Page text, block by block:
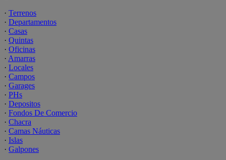
· Terrenos
· Departamentos
· Casas
· Quintas
· Oficinas
· Amarras
· Locales
· Campos
· Garages
· PHs
· Depositos
· Fondos De Comercio
· Chacra
· Camas Náuticas
· Islas
· Galpones